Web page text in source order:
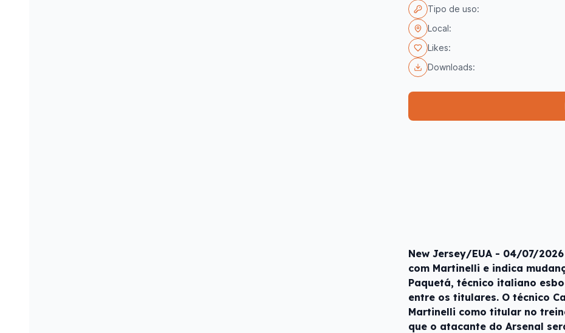
Tipo de uso:
Local:
Likes:
Downloads:
New Jersey/EUA - 04/07/
com Martinelli e indica
Paquetá, técnico italiano
entre os titulares. O técnico
Martinelli como titular no
que o atacante do Arsenal